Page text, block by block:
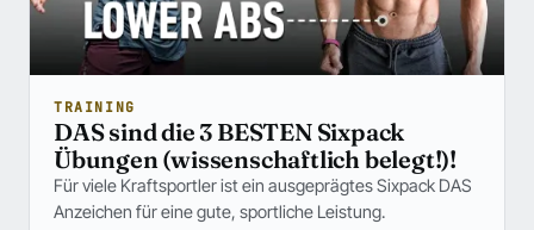
TRAINING
DAS sind die 3 BESTEN Sixpack
Übungen (wissenschaftlich belegt!)!
Für viele Kraftsportler ist ein ausgeprägtes Sixpack DAS
Anzeichen für eine gute, sportliche Leistung.